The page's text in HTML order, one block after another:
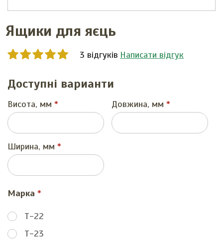
Ящики для яєць
3 відгуків Написати відгук
Доступні варианти
Висота, мм Довжина, мм
Ширина, мм
Марка
Т-22
Т-23